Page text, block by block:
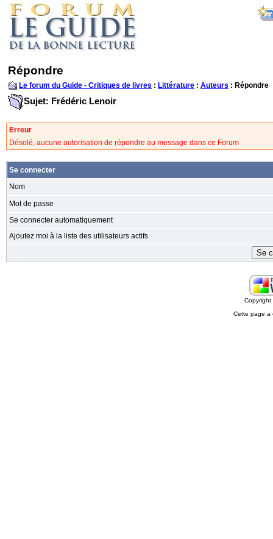
Répondre
Le forum du Guide - Critiques de livres : Littérature : Auteurs : Répondre
Sujet: Frédéric Lenoir
Erreur
Désolé, aucune autorisation de répondre au message dans ce Forum
Se connecter
Nom
Mot de passe
Se connecter automatiquement
Ajoutez moi à la liste des utilisateurs actifs
Cette page a